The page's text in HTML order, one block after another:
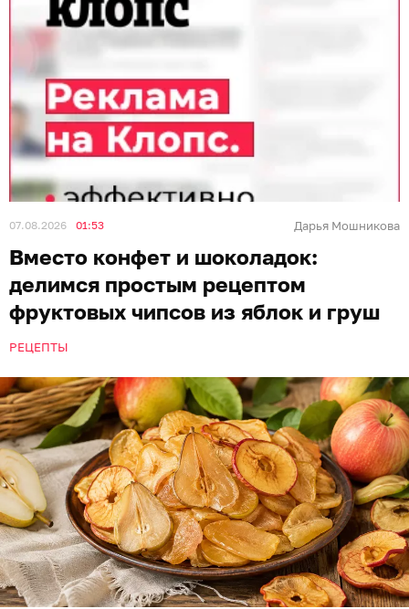
07.08.2026 01:53 Дарья Мошникова
Вместо конфет и шоколадок:
делимся простым рецептом
фруктовых чипсов из яблок и груш
РЕЦЕПТЫ